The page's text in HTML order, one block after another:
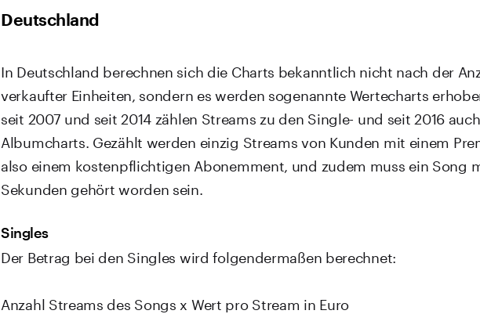
Deutschland
In Deutschland berechnen sich die Charts bekanntlich nicht nach der
verkaufter Einheiten, sondern es werden sogenannte Wertecharts
seit 2007 und seit 2014 zählen Streams zu den Single- und seit 2016
Albumcharts. Gezählt werden einzig Streams von Kunden mit einem
also einem kostenpflichtigen Abonemment, und zudem muss ein Song
Sekunden gehört worden sein.
Singles
Der Betrag bei den Singles wird folgendermaßen berechnet:
Anzahl Streams des Songs x Wert pro Stream in Euro